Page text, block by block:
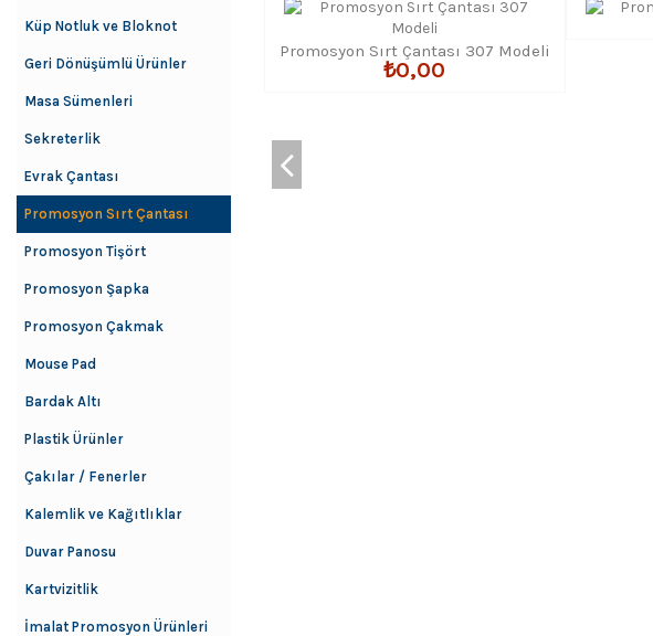
Promosyon Sırt Çantası 307 Modeli
₺0,00
Küp Notluk ve Bloknot
Geri Dönüşümlü Ürünler
Masa Sümenleri
Sekreterlik
Evrak Çantası
Promosyon Sırt Çantası
Promosyon Tişört
Promosyon Şapka
Promosyon Çakmak
Mouse Pad
Bardak Altı
Plastik Ürünler
Çakılar / Fenerler
Kalemlik ve Kağıtlıklar
Duvar Panosu
Kartvizitlik
İmalat Promosyon Ürünleri